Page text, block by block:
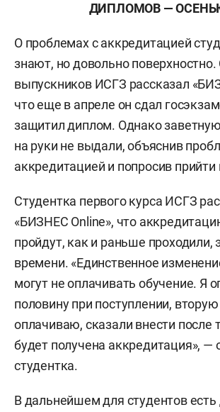
ДИПЛОМОВ —
О проблемах с аккредитацией
знают, но довольно
выпускников ИСГЗ рассказал
что еще в апреле он сдал
защитил диплом. Однако
на руки не выдали, объяснив
аккредитацией и попросив прийти
Студентка первого курса ИСГЗ
«БИЗНЕС Online», что
пройдут, как и раньше проходили,
времени. «Единственное
могут не оплачивать обучение. Я
половину при поступлении,
оплачиваю, сказали внести после
будет получена аккредитация», —
студентка.
В дальнейшем для студентов есть